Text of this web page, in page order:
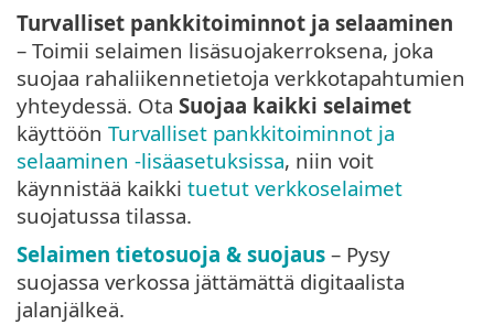
Turvalliset pankkitoiminnot ja selaaminen
– Toimii selaimen lisäsuojakerroksena, joka
suojaa rahaliikennetietoja verkkotapahtumien
yhteydessä. Ota Suojaa kaikki selaimet
käyttöön Turvalliset pankkitoiminnot ja
selaaminen -lisäasetuksissa, niin voit
käynnistää kaikki tuetut verkkoselaimet
suojatussa tilassa.
Selaimen tietosuoja & suojaus – Pysy
suojassa verkossa jättämättä digitaalista
jalanjälkeä.